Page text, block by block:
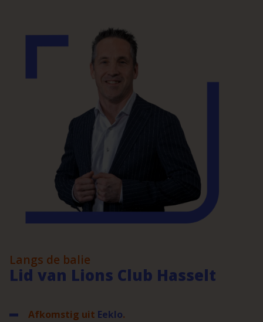
Langs de balie
Lid van Lions Club Hasselt
Afkomstig uit Eeklo.